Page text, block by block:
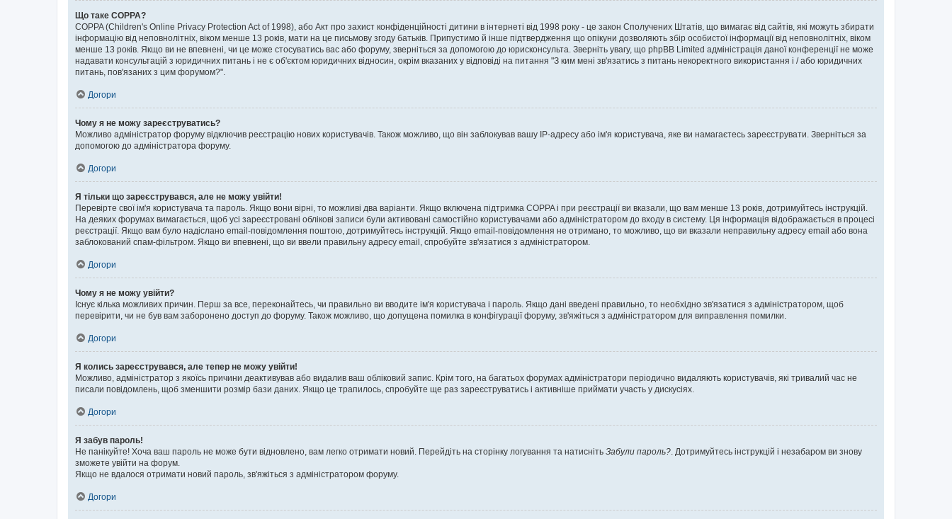
Що таке COPPA?
COPPA (Children's Online Privacy Protection Act of 1998), або Акт про захист конфіденційності дитини в інтернеті від 1998 року - це закон Сполучених Штатів, що вимагає від сайтів, які можуть збирати
інформацію від неповнолітніх, віком менше 13 років, мати на це письмову згоду батьків. Припустимо й інше підтвердження що опікуни дозволяють збір особистої інформації від неповнолітніх, віком
менше 13 років. Якщо ви не впевнені, чи це може стосуватись вас або форуму, зверніться за допомогою до юрисконсульта. Зверніть увагу, що phpBB Limited адміністрація даної конференції не може
надавати консультацій з юридичних питань і не є об'єктом юридичних відносин, окрім вказаних у відповіді на питання "З ким мені зв'язатись з питань некоректного використання і / або юридичних
питань, пов'язаних з цим форумом?".
Догори
Чому я не можу зареєструватись?
Можливо адміністратор форуму відключив реєстрацію нових користувачів. Також можливо, що він заблокував вашу IP-адресу або ім'я користувача, яке ви намагаєтесь зареєструвати. Зверніться за
допомогою до адміністратора форуму.
Догори
Я тільки що зареєструвався, але не можу увійти!
Перевірте свої ім'я користувача та пароль. Якщо вони вірні, то можливі два варіанти. Якщо включена підтримка COPPA і при реєстрації ви вказали, що вам менше 13 років, дотримуйтесь інструкцій.
На деяких форумах вимагається, щоб усі зареєстровані облікові записи були активовані самостійно користувачами або адміністратором до входу в систему. Ця інформація відображається в процесі
реєстрації. Якщо вам було надіслано email-повідомлення поштою, дотримуйтесь інструкцій. Якщо email-повідомлення не отримано, то можливо, що ви вказали неправильну адресу email або вона
заблокований спам-фільтром. Якщо ви впевнені, що ви ввели правильну адресу email, спробуйте зв'язатися з адміністратором.
Догори
Чому я не можу увійти?
Існує кілька можливих причин. Перш за все, переконайтесь, чи правильно ви вводите ім'я користувача і пароль. Якщо дані введені правильно, то необхідно зв'язатися з адміністратором, щоб
перевірити, чи не був вам заборонено доступ до форуму. Також можливо, що допущена помилка в конфігурації форуму, зв'яжіться з адміністратором для виправлення помилки.
Догори
Я колись зареєструвався, але тепер не можу увійти!
Можливо, адміністратор з якоїсь причини деактивував або видалив ваш обліковий запис. Крім того, на багатьох форумах адміністратори періодично видаляють користувачів, які тривалий час не
писали повідомлень, щоб зменшити розмір бази даних. Якщо це трапилось, спробуйте ще раз зареєструватись і активніше приймати участь у дискусіях.
Догори
Я забув пароль!
Не панікуйте! Хоча ваш пароль не може бути відновлено, вам легко отримати новий. Перейдіть на сторінку логування та натисніть Забули пароль? . Дотримуйтесь інструкцій і незабаром ви знову
зможете увійти на форум.
Якщо не вдалося отримати новий пароль, зв'яжіться з адміністратором форуму.
Догори